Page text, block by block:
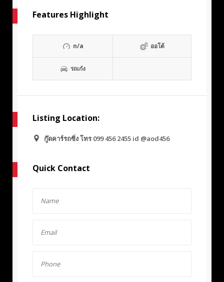
Features Highlight
n/a ออโต้
รถเก๋ง
Listing Location:
กู๊ดคาร์รถซิ่ง โทร 099 456 2455 id @aod456
Quick Contact